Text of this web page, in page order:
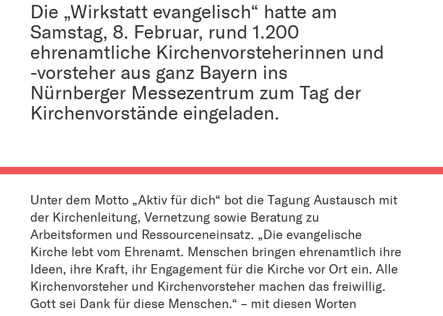
Die „Wirkstatt evangelisch“ hatte am
Samstag, 8. Februar, rund 1.200
ehrenamtliche Kirchenvorsteherinnen und
-vorsteher aus ganz Bayern ins
Nürnberger Messezentrum zum Tag der
Kirchenvorstände eingeladen.
Unter dem Motto „Aktiv für dich“ bot die Tagung Austausch mit
der Kirchenleitung, Vernetzung sowie Beratung zu
Arbeitsformen und Ressourceneinsatz. „Die evangelische
Kirche lebt vom Ehrenamt. Menschen bringen ehrenamtlich ihre
Ideen, ihre Kraft, ihr Engagement für die Kirche vor Ort ein. Alle
Kirchenvorsteher und Kirchenvorsteher machen das freiwillig.
Gott sei Dank für diese Menschen.“ – mit diesen Worten